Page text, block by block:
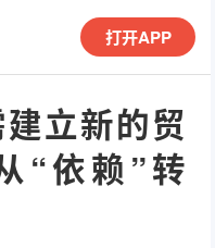
打开APP
立新的贸
“依赖”转